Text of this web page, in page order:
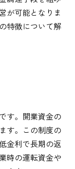
が可能となりま
特徴について解
す。開業資金の
す。この制度の
金利で長期の返
時の運転資金や